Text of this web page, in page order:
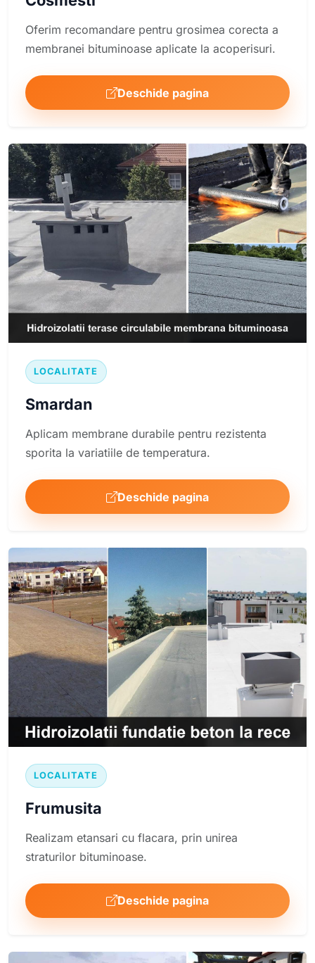
Oferim recomandare pentru grosimea corecta a
membranei bituminoase aplicate la acoperisuri.
Deschide pagina
LOCALITATE
Smardan
Aplicam membrane durabile pentru rezistenta
sporita la variatiile de temperatura.
Deschide pagina
LOCALITATE
Frumusita
Realizam etansari cu flacara, prin unirea
straturilor bituminoase.
Deschide pagina